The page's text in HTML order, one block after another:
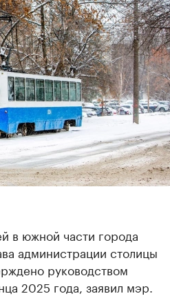
в южной части города
администрации столицы
руководством
2025 года, заявил мэр.